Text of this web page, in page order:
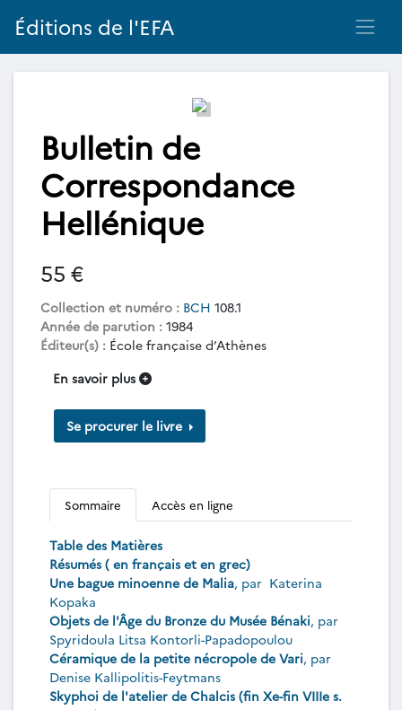
Éditions de l'EFA
Bulletin de
Correspondance
Hellénique
55 €
Collection et numéro : BCH 108.1
Année de parution : 1984
Éditeur(s) : École française d’Athènes
En savoir plus
Se procurer le livre
Sommaire Accès en ligne
Table des Matières
Résumés ( en français et en grec)
Une bague minoenne de Malia, par Katerina
Kopaka
Objets de l'Âge du Bronze du Musée Bénaki, par
Spyridoula Litsa Kontorli-Papadopoulou
Céramique de la petite nécropole de Vari, par
Denise Kallipolitis-Feytmans
Skyphoi de l'atelier de Chalcis (fin Xe-fin VIIIe s.